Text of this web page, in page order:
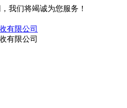
我们将竭诚为您服务！